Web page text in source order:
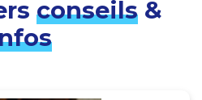
conseils&